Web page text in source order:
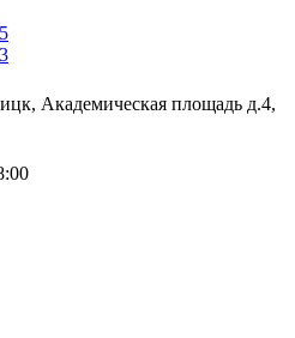
Академическая площадь д.4,